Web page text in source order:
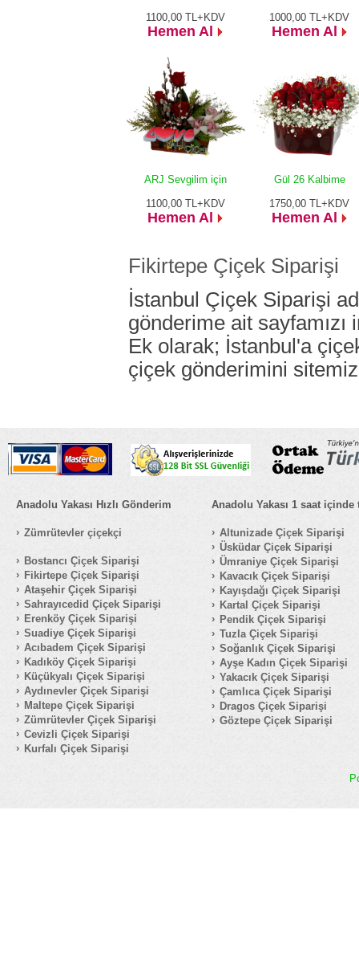
1100,00 TL+KDV
Hemen Al
1000,00 TL+KDV
Hemen Al
ARJ Sevgilim için
1100,00 TL+KDV
Hemen Al
Gül 26 Kalbime
1750,00 TL+KDV
Hemen Al
Fikirtepe Çiçek Siparişi
İstanbul Çiçek Siparişi
gönderime ait sayfamızı
Ek olarak; İstanbul'a
çiçek gönderimini
Anadolu Yakası Hızlı Gönderim
Zümrütevler çiçekçi
Bostancı Çiçek Siparişi
Fikirtepe Çiçek Siparişi
Ataşehir Çiçek Siparişi
Sahrayıcedid Çiçek Siparişi
Erenköy Çiçek Siparişi
Suadiye Çiçek Siparişi
Acıbadem Çiçek Siparişi
Kadıköy Çiçek Siparişi
Küçükyalı Çiçek Siparişi
Aydınevler Çiçek Siparişi
Maltepe Çiçek Siparişi
Zümrütevler Çiçek Siparişi
Cevizli Çiçek Siparişi
Kurfalı Çiçek Siparişi
Anadolu Yakası 1 saat içinde
Altunizade Çiçek Siparişi
Üsküdar Çiçek Siparişi
Ümraniye Çiçek Siparişi
Kavacık Çiçek Siparişi
Kayışdağı Çiçek Siparişi
Kartal Çiçek Siparişi
Pendik Çiçek Siparişi
Tuzla Çiçek Siparişi
Soğanlık Çiçek Siparişi
Ayşe Kadın Çiçek Siparişi
Yakacık Çiçek Siparişi
Çamlıca Çiçek Siparişi
Dragos Çiçek Siparişi
Göztepe Çiçek Siparişi